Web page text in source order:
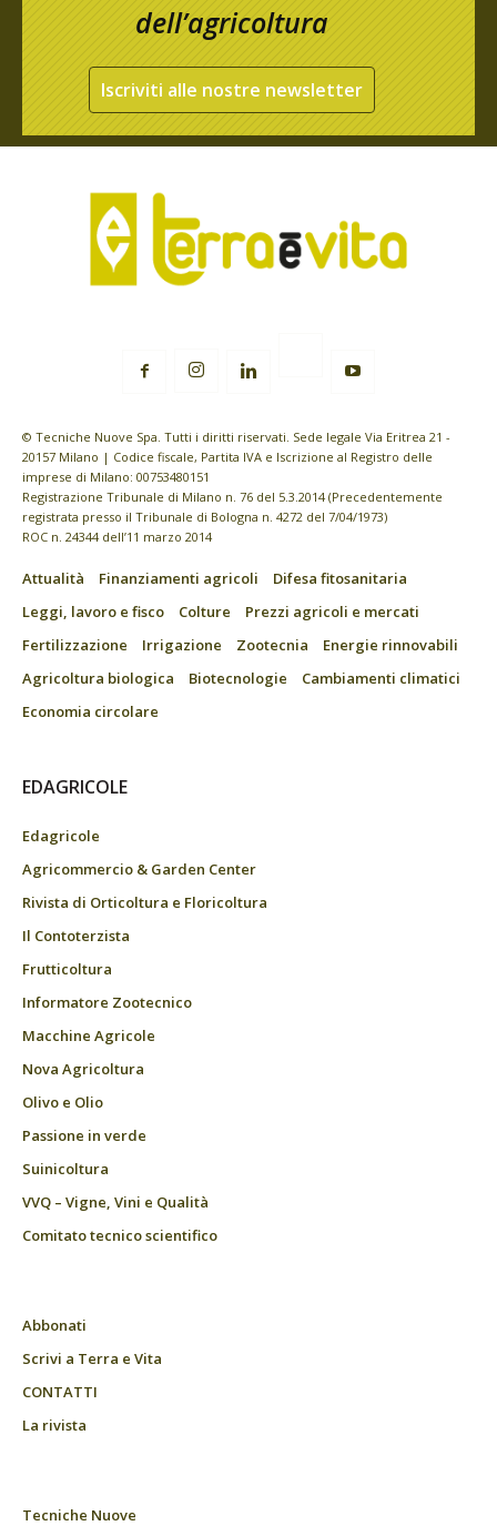
dell’agricoltura
Iscriviti alle nostre newsletter
© Tecniche Nuove Spa. Tutti i diritti riservati. Sede legale Via Eritrea 21 -
20157 Milano | Codice fiscale, Partita IVA e Iscrizione al Registro delle
imprese di Milano: 00753480151
Registrazione Tribunale di Milano n. 76 del 5.3.2014 (Precedentemente
registrata presso il Tribunale di Bologna n. 4272 del 7/04/1973)
ROC n. 24344 dell’11 marzo 2014
Attualità Finanziamenti agricoli
Difesa fitosanitaria
Leggi, lavoro e fisco
Colture
Prezzi agricoli e mercati
Fertilizzazione
Irrigazione Zootecnia
Energie rinnovabili
Agricoltura biologica
Biotecnologie
Cambiamenti climatici
Economia circolare
EDAGRICOLE
Edagricole
Agricommercio & Garden Center
Rivista di Orticoltura e Floricoltura
Il Contoterzista
Frutticoltura
Informatore Zootecnico
Macchine Agricole
Nova Agricoltura
Olivo e Olio
Passione in verde
Suinicoltura
VVQ – Vigne, Vini e Qualità
Comitato tecnico scientifico
Abbonati
Scrivi a Terra e Vita
CONTATTI
La rivista
Tecniche Nuove